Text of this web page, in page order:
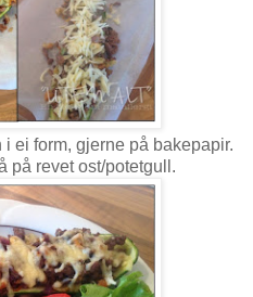
ei form, gjerne på bakepapir.
på revet ost/potetgull.